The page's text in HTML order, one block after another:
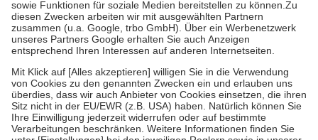
Zuzahlung zehn Prozent der Kosten sowie zehn Euro je
Verordnung.
Um das Engagement der Versicherten für ihre eigene Gesundheit zu
stärken und die besondere Stellung der Familie zu unterstützen,
fallenkeine Zuzahlungenan bei:
• Kindern und Jugendlichen bis zum vollendeten 18. Lebensjahr
mit Ausnahme der Fahrkosten
• Untersuchungen zur Vorsorge und Früherkennung, die von der
GKV getragen werden